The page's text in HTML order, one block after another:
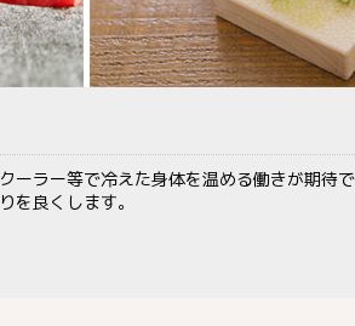
ーラー等で冷えた身体を温める働きが期待
を良くします。